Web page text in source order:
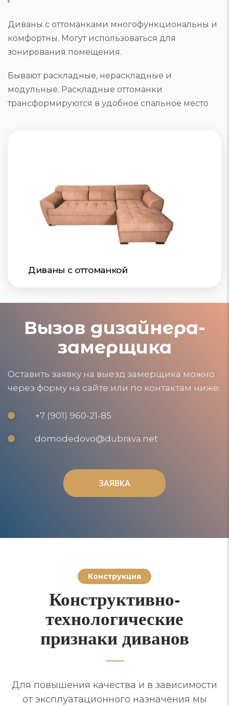
Диваны с оттоманками многофункциональны и
комфортны. Могут использоваться для
зонирования помещения.
Бывают раскладные, нераскладные и
модульные. Раскладные оттоманки
трансформируются в удобное спальное место
Диваны с оттоманкой
Вызов дизайнера-
замерщика
Оставить заявку на выезд замерщика можно
через форму на сайте или по контактам ниже:
+7 (901) 960-21-85
domodedovo@dubrava.net
ЗАЯВКА
ЗАЯВКА
Конструкция
Конструктивно-
технологические
признаки диванов
Для повышения качества и в зависимости
от эксплуатационного назначения мы